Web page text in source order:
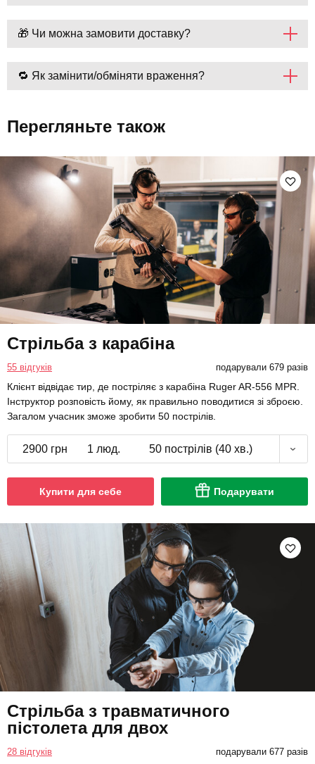
🎁 Чи можна замовити доставку?
🔁 Як замінити/обміняти враження?
Перегляньте також
Стрільба з карабіна
55 відгуків подарували 679 разів
Клієнт відвідає тир, де постріляє з карабіна Ruger AR-556 MPR.
Інструктор розповість йому, як правильно поводитися зі зброєю.
Загалом учасник зможе зробити 50 пострілів.
2900 грн 1 люд. 50 пострілів (40 хв.)
Купити для себе Подарувати
Стрільба з травматичного
пістолета для двох
28 відгуків подарували 677 разів